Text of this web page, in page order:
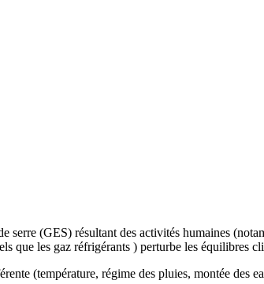
serre (GES) résultant des activités humaines
que les gaz réfrigérants ) perturbe les équilibres
(température, régime des pluies, montée des